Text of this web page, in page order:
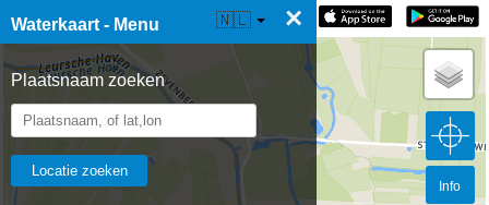
Waterkaart - Menu ×
Plaatsnaam zoeken
☰ Waterkaart Live 🇳🇱
Info